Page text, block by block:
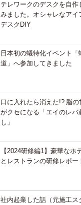
テレワークのデスクを自作
みました。オシャレなアイ
デスクDIY
日本初の蟻特化イベント「
道」へ参加してきました
口に入れたら消えた!? 脂の
がクセになる「エイのレバ
し」
【2024研修編1】豪華なホ
とレストランの研修レポー
社内起業した話（元施工ス